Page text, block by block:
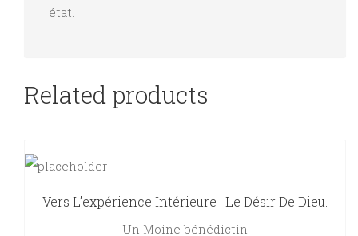
état.
Related products
Vers L’expérience Intérieure : Le Désir De Dieu.
Un Moine bénédictin